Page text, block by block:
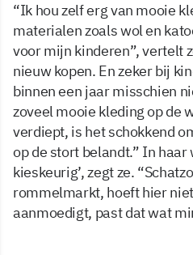
“Ik hou zelf erg van mooie
materialen zoals wol en
voor mijn kinderen”, vertelt
nieuw kopen. En zeker bij
binnen een jaar misschien
zoveel mooie kleding op de
verdiept, is het schokkend
op de stort belandt.” In haar
kieskeurig’, zegt ze.
rommelmarkt, hoeft hier
aanmoedigt, past dat wat